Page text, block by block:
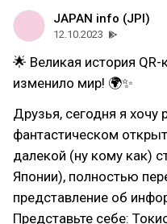
JAPAN info (JPI)
12.10.2023
🌟 Великая история
изменило мир! 🌍✨
Друзья, сегодня я хочу
фантастическом
далекой (ну кому как)
Японии), полностью
представление об
Представьте себе: